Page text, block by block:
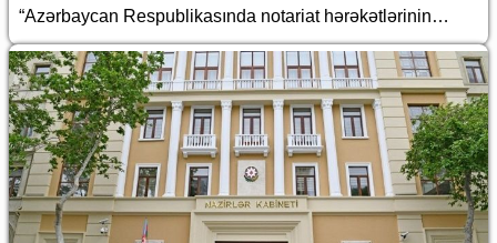
“Azərbaycan Respublikasında notariat hərəkətlərinin
aparılması qaydaları haqqında Təlimat”da dəyişiklik
edilməsi barədə